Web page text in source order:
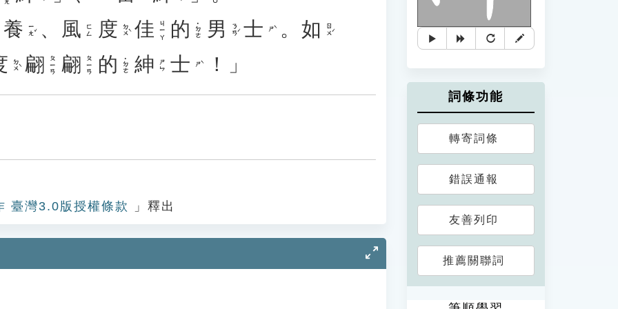
養 ㄧㄤˇ 、 風 ㄈㄥ 度 ㄉㄨˋ 佳 ㄐㄧㄚ 的 ˙ㄉㄜ 男 ㄋㄢˊ 士 ㄕˋ 。如 ㄖㄨˊ
ㄉㄨˋ 翩 ㄆㄧㄢ 翩 ㄆㄧㄢ 的 ˙ㄉㄜ 紳 ㄕㄣ 士 ㄕˋ ！」
臺灣3.0版授權條款 」釋出
詞條功能
轉寄詞條
錯誤通報
友善列印
推薦關聯詞